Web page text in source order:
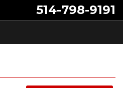
514-798-9191